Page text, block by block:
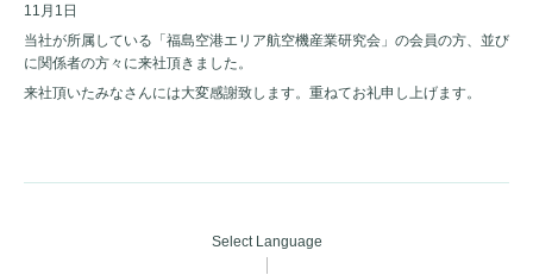
11月1日
当社が所属している「福島空港エリア航空機産業研究会」の会員の方、並び
に関係者の方々に来社頂きました。
来社頂いたみなさんには大変感謝致します。重ねてお礼申し上げます。
Select Language